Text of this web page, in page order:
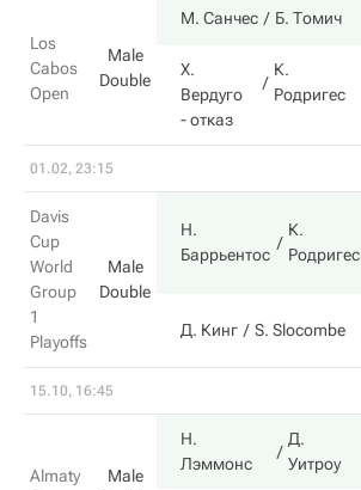
Los
Cabos
Open
Male
Double
М. Санчес Б. Томич
Х.
Вердуго
К.
Родригес
- отказ
01.02, 23:15
Davis
Cup
World
Group
1
Playoffs
Male
Double
Н.
Баррьентос
К.
Родригес
Д. Кинг S. Slocombe
15.10, 16:45
Almaty
Male
Н.
Лэммонс
Д.
Уитроу